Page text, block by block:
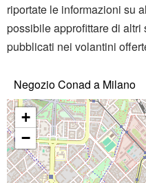
riportate le informazioni su
possibile approfittare di altri
pubblicati nei volantini
Negozio Conad a Milano
+
−